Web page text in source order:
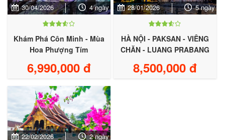
30/04/2026 4 ngày
Khám Phá Côn Minh - Mùa
Hoa Phượng Tím
6,990,000 đ
28/01/2026 5 ngày
HÀ NỘI - PAKSAN - VIÊNG
CHĂN - LUANG PRABANG
8,500,000 đ
22/02/2026 2 ngày